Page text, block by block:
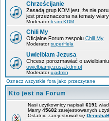
Chrześcijanie
Zasadą grup KDM jest, że nie
jest przeznaczona na tematy
Moderatorteam KDM
Chili My
Oficjalne Forum zespołu Chili My
ModeratorsuperHela
Uwielbiam Jezusa
Chcesz porozmawiać o
uwielbiamjezusa.kdm.pl
Moderatorujadmin
Oznacz wszystkie fora jako przeczytane
Kto jest na Forum
Nasi użytkownicy napisali 6191
Mamy 45682 zarejestrowanych
Ostatnio zarejestrował się DenishaB